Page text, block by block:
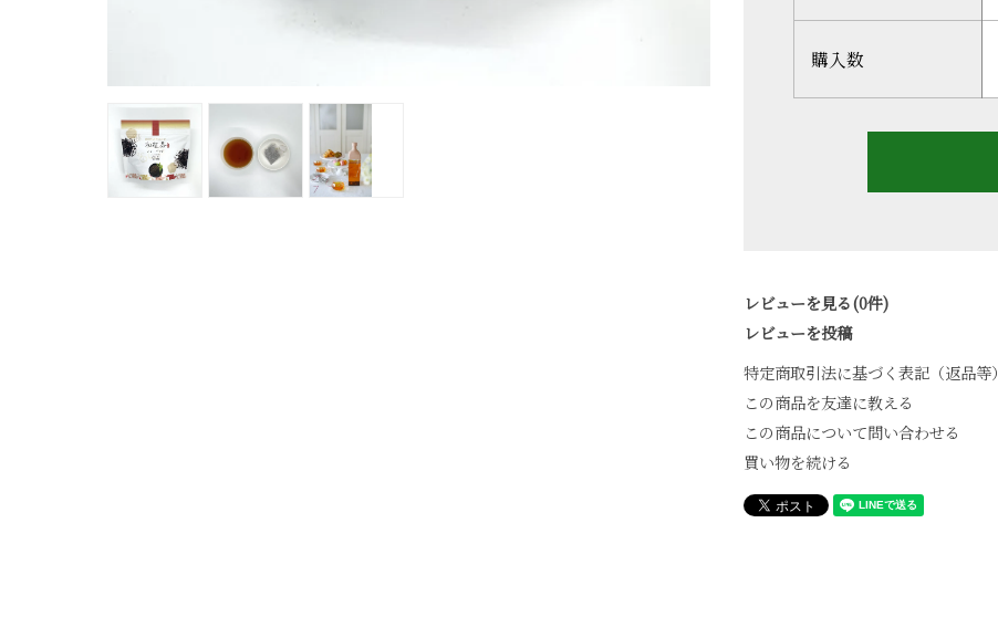
購入数
レビューを見る(0件)
レビューを投稿
特定商取引法に基づく表記（返品等）
この商品を友達に教える
この商品について問い合わせる
買い物を続ける